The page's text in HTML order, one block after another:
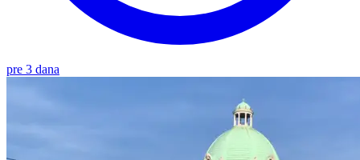
pre 3 dana